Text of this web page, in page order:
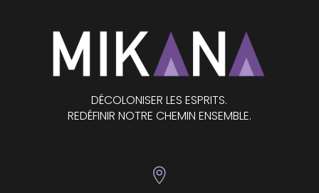
DÉCOLONISER LES ESPRITS.
REDÉFINIR NOTRE CHEMIN ENSEMBLE.
